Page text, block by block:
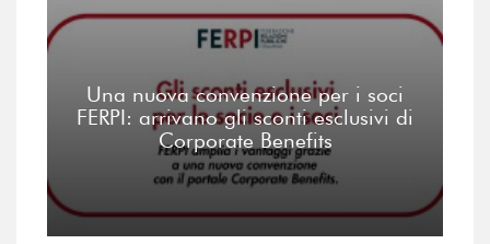
Una nuova convenzione per i soci
FERPI: arrivano gli sconti esclusivi di
Corporate Benefits